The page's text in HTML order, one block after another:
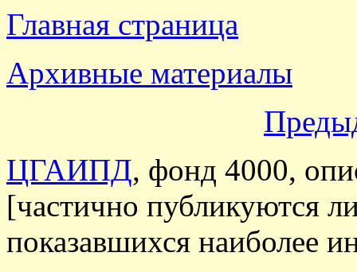
Главная страница
Архивные материалы
ЦГАИПД, фонд 4000,
[частично публикуются
показавшихся наиболее